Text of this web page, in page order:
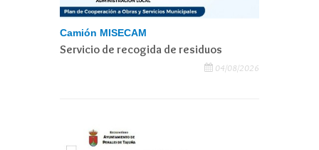
Camión MISECAM
Servicio de recogida de residuos
04/08/2026